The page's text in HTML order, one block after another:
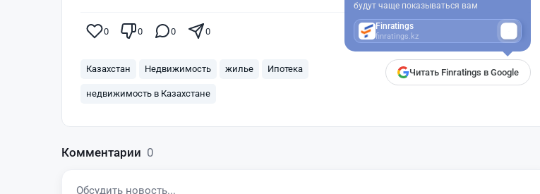
0 0 0 0
Казахстан Недвижимость жилье Ипотека
недвижимость в Казахстане
Читать Finratings в Google
будут чаще показываться вам
Finratings
finratings.kz
Комментарии 0